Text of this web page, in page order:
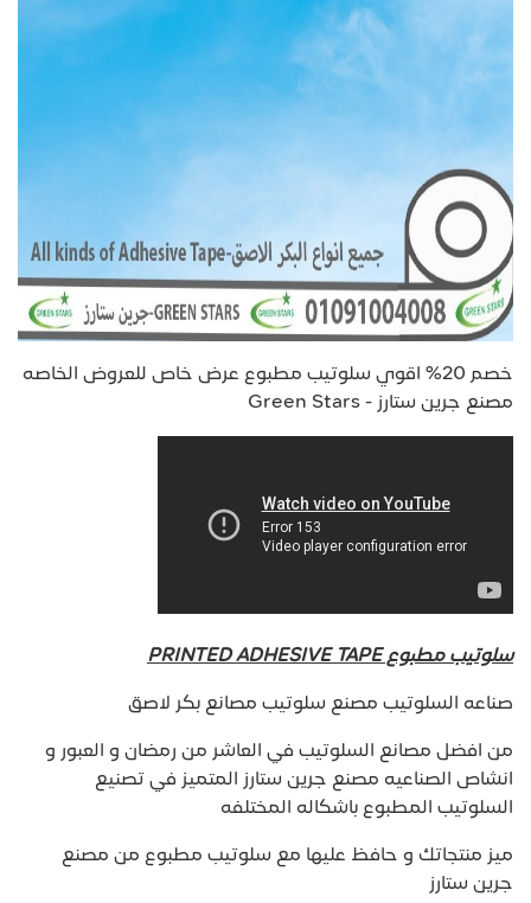
خصم 20% اقوي سلوتيب مطبوع عرض خاص للعروض الخاصه
مصنع جرين ستارز - Green Stars
سلوتيب مطبوع PRINTED ADHESIVE TAPE
صناعه السلوتيب مصنع سلوتيب مصانع بكر لاصق
من افضل مصانع السلوتيب في العاشر من رمضان و العبور و
انشاص الصناعيه مصنع جرين ستارز المتميز في تصنيع
السلوتيب المطبوع باشكاله المختلفه
ميز منتجاتك و حافظ عليها مع سلوتيب مطبوع من مصنع
جرين ستارز